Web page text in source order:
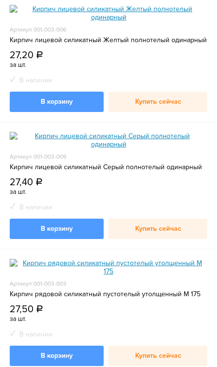
Артикул 001-003-006
Кирпич лицевой силикатный Желтый полнотелый одинарный
27,20 a
за шт.
В наличии
В корзину Купить сейчас
Артикул 001-003-009
Кирпич лицевой силикатный Серый полнотелый одинарный
27,40 a
за шт.
В наличии
В корзину Купить сейчас
Артикул 001-003-003
Кирпич рядовой силикатный пустотелый утолщенный М 175
27,50 a
за шт.
В наличии
В корзину Купить сейчас